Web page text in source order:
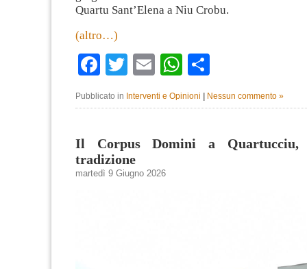
Quartu Sant’Elena a Niu Crobu.
(altro…)
Facebook
TwitterEmailWhatsApp
Pubblicato in Interventi e Opinioni Nessun commento »
Il Corpus Domini a
tradizione
martedì 9 Giugno 2026